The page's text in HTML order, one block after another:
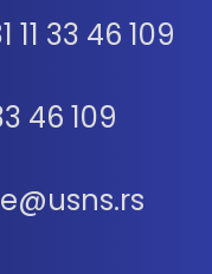
11 33 46 109
46 109